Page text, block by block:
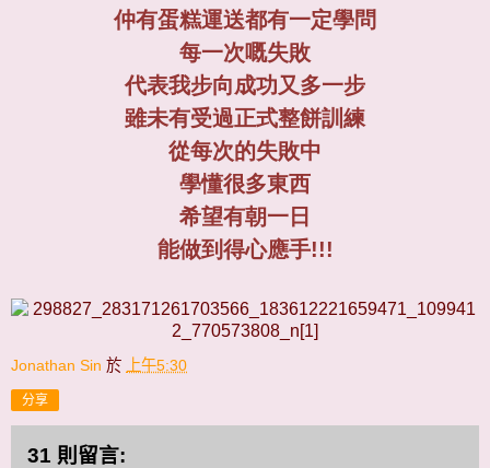
仲有蛋糕運送都有一定學問
每一次嘅失敗
代表我步向成功又多一步
雖未有受過正式整餅訓練
從每次的失敗中
學懂很多東西
希望有朝一日
能做到得心應手!!!
Jonathan Sin 於 上午5:30
分享
31 則留言: